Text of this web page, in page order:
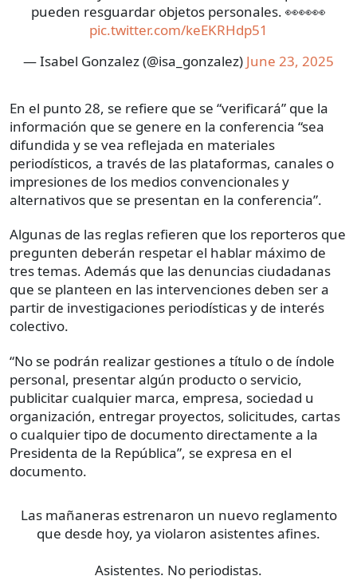
pueden resguardar objetos personales. 👀👀👀
pic.twitter.com/keEKRHdp51
— Isabel Gonzalez (@isa_gonzalez) June 23, 2025
En el punto 28, se refiere que se “verificará” que la
información que se genere en la conferencia “sea
difundida y se vea reflejada en materiales
periodísticos, a través de las plataformas, canales o
impresiones de los medios convencionales y
alternativos que se presentan en la conferencia”.
Algunas de las reglas refieren que los reporteros que
pregunten deberán respetar el hablar máximo de
tres temas. Además que las denuncias ciudadanas
que se planteen en las intervenciones deben ser a
partir de investigaciones periodísticas y de interés
colectivo.
“No se podrán realizar gestiones a título o de índole
personal, presentar algún producto o servicio,
publicitar cualquier marca, empresa, sociedad u
organización, entregar proyectos, solicitudes, cartas
o cualquier tipo de documento directamente a la
Presidenta de la República”, se expresa en el
documento.
Las mañaneras estrenaron un nuevo reglamento
que desde hoy, ya violaron asistentes afines.
Asistentes. No periodistas.